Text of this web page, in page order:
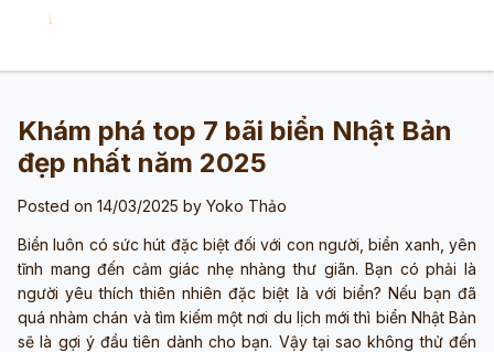
Khám phá top 7 bãi biển Nhật Bản
đẹp nhất năm 2025
Posted on 14/03/2025 by Yoko Thảo
Biển luôn có sức hút đặc biệt đối với con người, biển xanh, yên
tĩnh mang đến cảm giác nhẹ nhàng thư giãn. Bạn có phải là
người yêu thích thiên nhiên đặc biệt là với biển? Nếu bạn đã
quá nhàm chán và tìm kiếm một nơi du lịch mới thì biển Nhật Bản
sẽ là gợi ý đầu tiên dành cho bạn. Vậy tại sao không thử đến